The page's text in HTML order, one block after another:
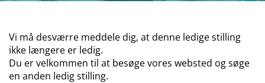
Vi må desværre meddele dig, at denne ledige stilling
ikke længere er ledig.
Du er velkommen til at besøge vores websted og søge
en anden ledig stilling.